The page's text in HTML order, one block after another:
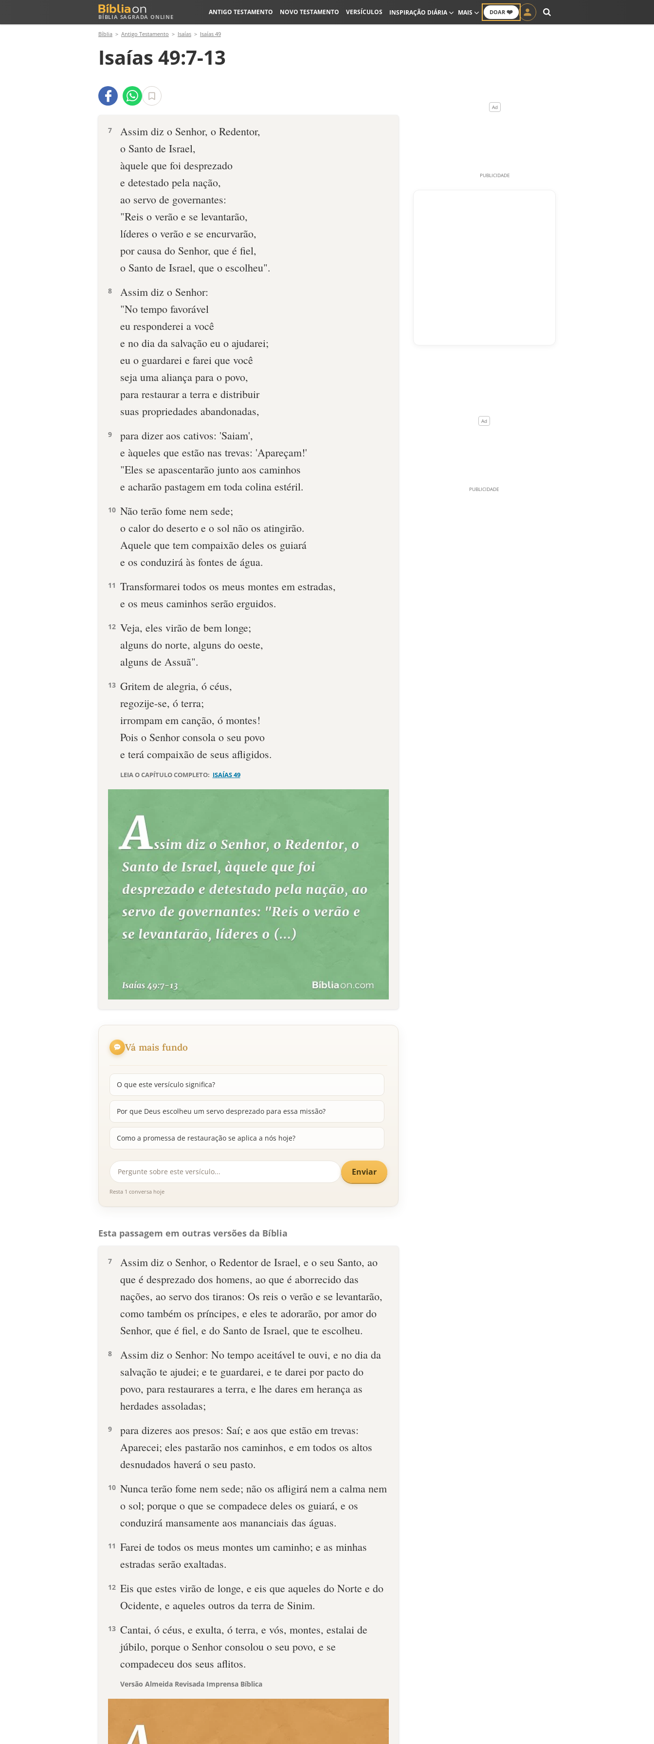
BÍBLIA SAGRADA ONLINE
DOAR ❤️
ANTIGO TESTAMENTO NOVO TESTAMENTO VERSÍCULOS INSPIRAÇÃO DIÁRIA MAIS
Bíblia Antigo Testamento Isaías Isaías 49
Isaías 49:7-13
7
Assim diz o Senhor, o Redentor,
o Santo de Israel,
àquele que foi desprezado
e detestado pela nação,
ao servo de governantes:
"Reis o verão e se levantarão,
líderes o verão e se encurvarão,
por causa do Senhor, que é fiel,
o Santo de Israel, que o escolheu".
8
Assim diz o Senhor:
"No tempo favorável
eu responderei a você
e no dia da salvação eu o ajudarei;
eu o guardarei e farei que você
seja uma aliança para o povo,
para restaurar a terra e distribuir
suas propriedades abandonadas,
9
para dizer aos cativos: 'Saiam',
e àqueles que estão nas trevas: 'Apareçam!'
"Eles se apascentarão junto aos caminhos
e acharão pastagem em toda colina esté­ril.
10 Não terão fome nem sede;
o calor do deserto e o sol não os atingirão.
Aquele que tem compaixão deles os guiará
e os conduzirá às fontes de água.
11 Transformarei todos os meus montes em estradas,
e os meus caminhos serão erguidos.
12 Veja, eles virão de bem longe;
alguns do norte, alguns do oeste,
alguns de Assuã".
13 Gritem de alegria, ó céus,
regozije-se, ó terra;
irrompam em canção, ó montes!
Pois o Senhor consola o seu povo
e terá compaixão de seus afligidos.
LEIA O CAPÍTULO COMPLETO: ISAÍAS 49
Vá mais fundo
O que este versículo significa?
Por que Deus escolheu um servo desprezado para essa missão?
Como a promessa de restauração se aplica a nós hoje?
Enviar
Resta 1 conversa hoje
Esta passagem em outras versões da Bíblia
7
Assim diz o Senhor, o Redentor de Israel, e o seu Santo, ao
que é desprezado dos homens, ao que é aborrecido das
nações, ao servo dos tiranos: Os reis o verão e se levantarão,
como também os príncipes, e eles te adorarão, por amor do
Senhor, que é fiel, e do Santo de Israel, que te escolheu.
8
Assim diz o Senhor: No tempo aceitável te ouvi, e no dia da
salvação te ajudei; e te guardarei, e te darei por pacto do
povo, para restaurares a terra, e lhe dares em herança as
herdades assoladas;
9
para dizeres aos presos: Saí; e aos que estão em trevas:
Aparecei; eles pastarão nos caminhos, e em todos os altos
desnudados haverá o seu pasto.
10 Nunca terão fome nem sede; não os afligirá nem a calma nem
o sol; porque o que se compadece deles os guiará, e os
conduzirá mansamente aos mananciais das águas.
11 Farei de todos os meus montes um caminho; e as minhas
estradas serão exaltadas.
12 Eis que estes virão de longe, e eis que aqueles do Norte e do
Ocidente, e aqueles outros da terra de Sinim.
13 Cantai, ó céus, e exulta, ó terra, e vós, montes, estalai de
júbilo, porque o Senhor consolou o seu povo, e se
compadeceu dos seus aflitos.
Versão Almeida Revisada Imprensa Bíblica